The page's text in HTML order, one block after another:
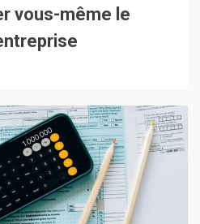
vous-même le